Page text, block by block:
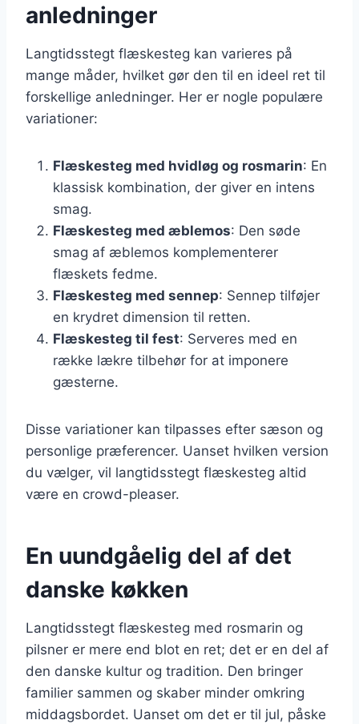
anledninger
Langtidsstegt flæskesteg kan varieres på
mange måder, hvilket gør den til en ideel ret til
forskellige anledninger. Her er nogle populære
variationer:
Flæskesteg med hvidløg og rosmarin: En
klassisk kombination, der giver en intens
smag.
Flæskesteg med æblemos: Den søde
smag af æblemos komplementerer
flæskets fedme.
Flæskesteg med sennep: Sennep tilføjer
en krydret dimension til retten.
Flæskesteg til fest: Serveres med en
række lækre tilbehør for at imponere
gæsterne.
Disse variationer kan tilpasses efter sæson og
personlige præferencer. Uanset hvilken version
du vælger, vil langtidsstegt flæskesteg altid
være en crowd-pleaser.
En uundgåelig del af det
danske køkken
Langtidsstegt flæskesteg med rosmarin og
pilsner er mere end blot en ret; det er en del af
den danske kultur og tradition. Den bringer
familier sammen og skaber minder omkring
middagsbordet. Uanset om det er til jul, påske